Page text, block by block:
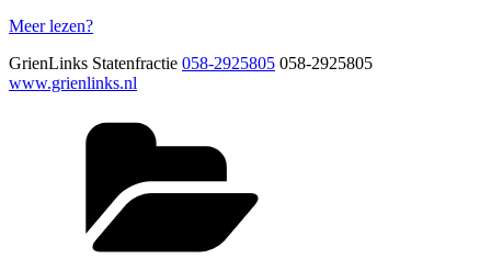
Meer lezen?
GrienLinks Statenfractie 058-2925805 058-2925805
www.grienlinks.nl